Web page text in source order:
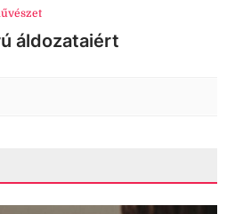
áldozataiért